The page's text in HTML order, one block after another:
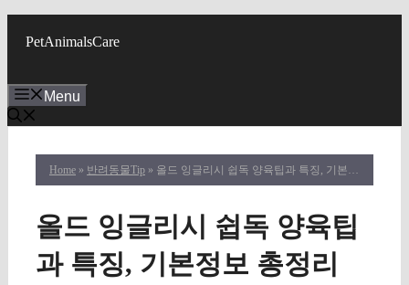
PetAnimalsCare
Menu
Home » 반려동물Tip » 올드 잉글리시 쉽독 양육팁과 특징, 기본정보 총정리
올드 잉글리시 쉽독 양육팁
과 특징, 기본정보 총정리